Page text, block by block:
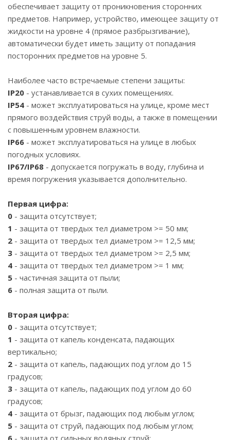
обеспечивает защиту от проникновения сторонних
предметов. Например, устройство, имеющее защиту от
жидкости на уровне 4 (прямое разбрызгивание),
автоматически будет иметь защиту от попадания
посторонних предметов на уровне 5.
Наиболее часто встречаемые степени защиты:
IP20 - устанавливается в сухих помещениях.
IP54 - может эксплуатироваться на улице, кроме мест
прямого воздействия струй воды, а также в помещении
с повышенным уровнем влажности.
IP66 - может эксплуатироваться на улице в любых
погодных условиях.
IP67/IP68 - допускается погружать в воду, глубина и
время погружения указывается дополнительно.
Первая цифра:
0 - защита отсутствует;
1 - защита от твердых тел диаметром >= 50 мм;
2 - защита от твердых тел диаметром >= 12,5 мм;
3 - защита от твердых тел диаметром >= 2,5 мм;
4 - защита от твердых тел диаметром >= 1 мм;
5 - частичная защита от пыли;
6 - полная защита от пыли.
Вторая цифра:
0 - защита отсутствует;
1 - защита от капель конденсата, падающих
вертикально;
2 - защита от капель, падающих под углом до 15
градусов;
3 - защита от капель, падающих под углом до 60
градусов;
4 - защита от брызг, падающих под любым углом;
5 - защита от струй, падающих под любым углом;